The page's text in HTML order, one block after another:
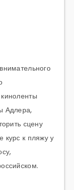
Адлера,
сцену
к пляжу у